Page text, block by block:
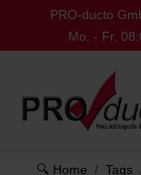
PRO-ducto
Mo. - Fr.
🔍 Home Tags